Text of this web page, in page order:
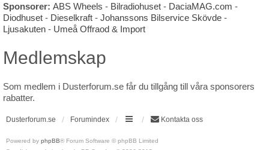
Sponsorer: ABS Wheels - Bilradiohuset - DaciaMAG.com -
Diodhuset - Dieselkraft - Johanssons Bilservice Skövde -
Ljusakuten - Umeå Offraod & Import
Medlemskap
Som medlem i Dusterforum.se får du tillgång till våra sponsorers
rabatter.
Dusterforum.se Forumindex Kontakta oss
Powered by phpBB® Forum Software © phpBB Limited